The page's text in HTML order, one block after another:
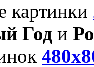
картинки
Год и